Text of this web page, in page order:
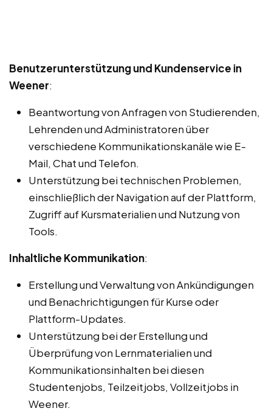
Benutzerunterstützung und Kundenservice in
Weener:
Beantwortung von Anfragen von Studierenden,
Lehrenden und Administratoren über
verschiedene Kommunikationskanäle wie E-
Mail, Chat und Telefon.
Unterstützung bei technischen Problemen,
einschließlich der Navigation auf der Plattform,
Zugriff auf Kursmaterialien und Nutzung von
Tools.
Inhaltliche Kommunikation:
Erstellung und Verwaltung von Ankündigungen
und Benachrichtigungen für Kurse oder
Plattform-Updates.
Unterstützung bei der Erstellung und
Überprüfung von Lernmaterialien und
Kommunikationsinhalten bei diesen
Studentenjobs, Teilzeitjobs, Vollzeitjobs in
Weener.